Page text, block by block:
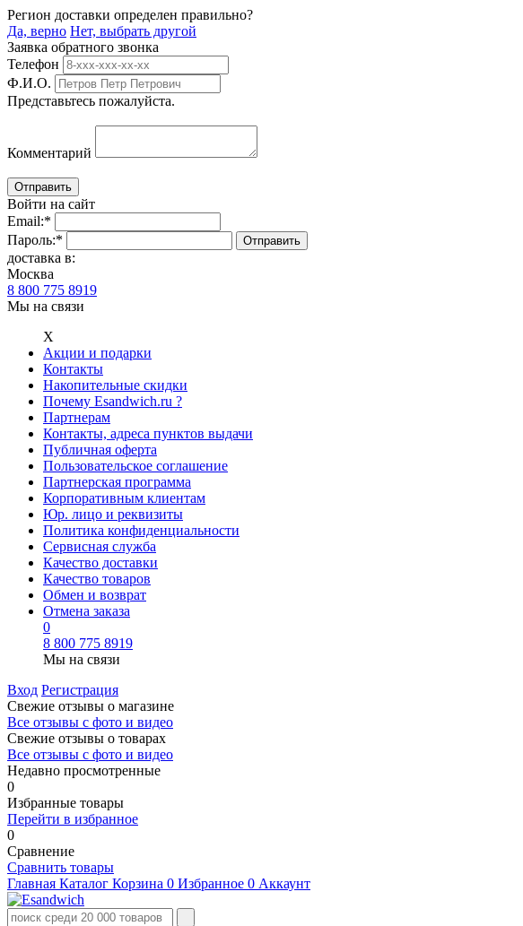
Регион доставки определен правильно?
Да, верно Нет, выбрать другой
Заявка обратного звонка
Телефон
Ф.И.О.
Представьтесь пожалуйста.
Комментарий
Войти на сайт
Email:*
Пароль:*
доставка в:
Москва
8 800 775 8919
Мы на связи
Х
Акции и подарки
Контакты
Накопительные скидки
Почему Esandwich.ru ?
Партнерам
Контакты, адреса пунктов выдачи
Публичная оферта
Пользовательское соглашение
Партнерская программа
Корпоративным клиентам
Юр. лицо и реквизиты
Политика конфиденциальности
Сервисная служба
Качество доставки
Качество товаров
Обмен и возврат
Отмена заказа
0
8 800 775 8919
Мы на связи
Вход Регистрация
Свежие отзывы о магазине
Все отзывы с фото и видео
Свежие отзывы о товарах
Все отзывы c фото и видео
Недавно просмотренные
0
Избранные товары
Перейти в избранное
0
Сравнение
Сравнить товары
Главная Каталог Корзина 0 Избранное 0 Аккаунт